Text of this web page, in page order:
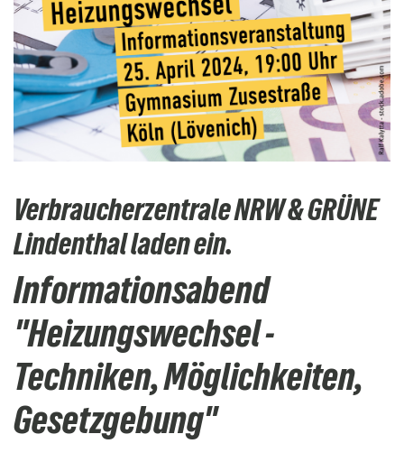
Verbraucherzentrale NRW & GRÜNE
Lindenthal laden ein.
Informationsabend
"Heizungswechsel -
Techniken, Möglichkeiten,
Gesetzgebung"